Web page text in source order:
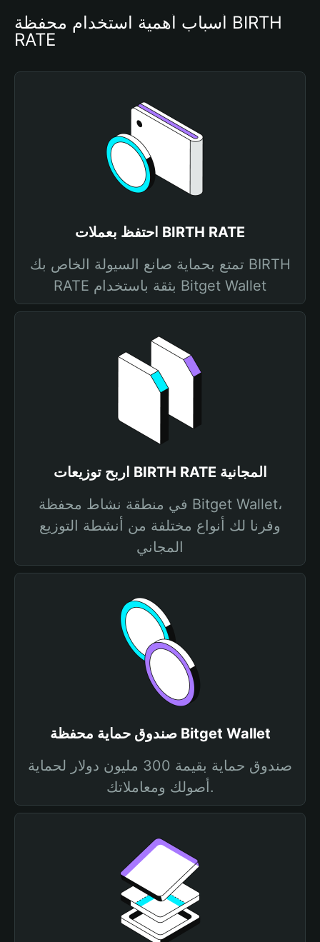
أسباب أهمية استخدام محفظة BIRTH
RATE
احتفظ بعملات BIRTH RATE
تمتع بحماية صانع السيولة الخاص بك BIRTH
RATE بثقة باستخدام Bitget Wallet
اربح توزيعات BIRTH RATE المجانية
في منطقة نشاط محفظة Bitget Wallet،
وفرنا لك أنواع مختلفة من أنشطة التوزيع
المجاني
صندوق حماية محفظة Bitget Wallet
صندوق حماية بقيمة 300 مليون دولار لحماية
أصولك ومعاملاتك.